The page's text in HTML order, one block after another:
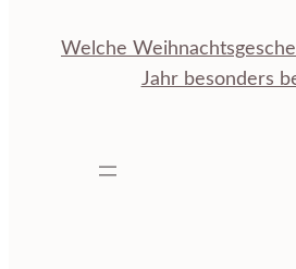
Welche
Jahr besonders